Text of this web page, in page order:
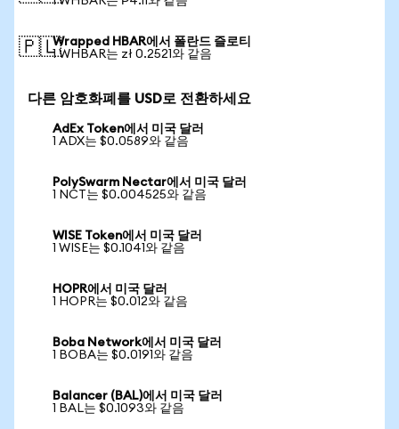
🇵🇱Wrapped HBAR에서 폴란드 즐로티
1 WHBAR는 zł 0.2521와 같음
다른 암호화폐를 USD로 전환하세요
AdEx Token에서 미국 달러
1 ADX는 $0.0589와 같음
PolySwarm Nectar에서 미국 달러
1 NCT는 $0.004525와 같음
WISE Token에서 미국 달러
1 WISE는 $0.1041와 같음
HOPR에서 미국 달러
1 HOPR는 $0.012와 같음
Boba Network에서 미국 달러
1 BOBA는 $0.0191와 같음
Balancer (BAL)에서 미국 달러
1 BAL는 $0.1093와 같음